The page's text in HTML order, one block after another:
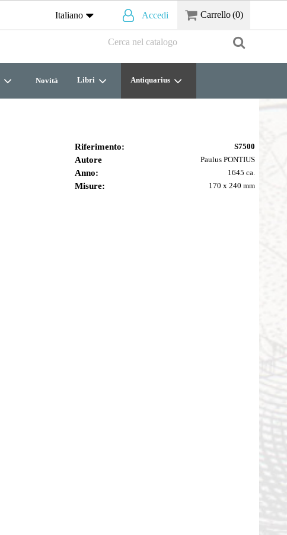
Italiano Accedi Carrello(0)
Novità Libri Antiquarius
Riferimento: S7500
Autore Paulus PONTIUS
Anno: 1645 ca.
Misure: 170 x 240 mm